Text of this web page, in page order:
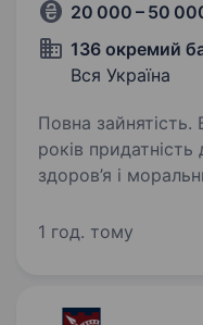
20 000 – 50
136 окремий
Вся Україна
Повна зайнятість. Вимоги: вік від 18 до 50
років придатність до служби за станом
здоров’я і
від вживання
1 год. тому